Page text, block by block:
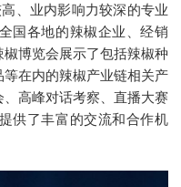
、业内影响力较深的专业
国各地的辣椒企业、经销
博览会展示了包括辣椒种
在内的辣椒产业链相关产
高峰对话考察、直播大赛
供了丰富的交流和合作机